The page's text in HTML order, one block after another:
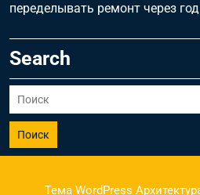
переделывать ремонт через год
Search
Поиск
Тема WordPress